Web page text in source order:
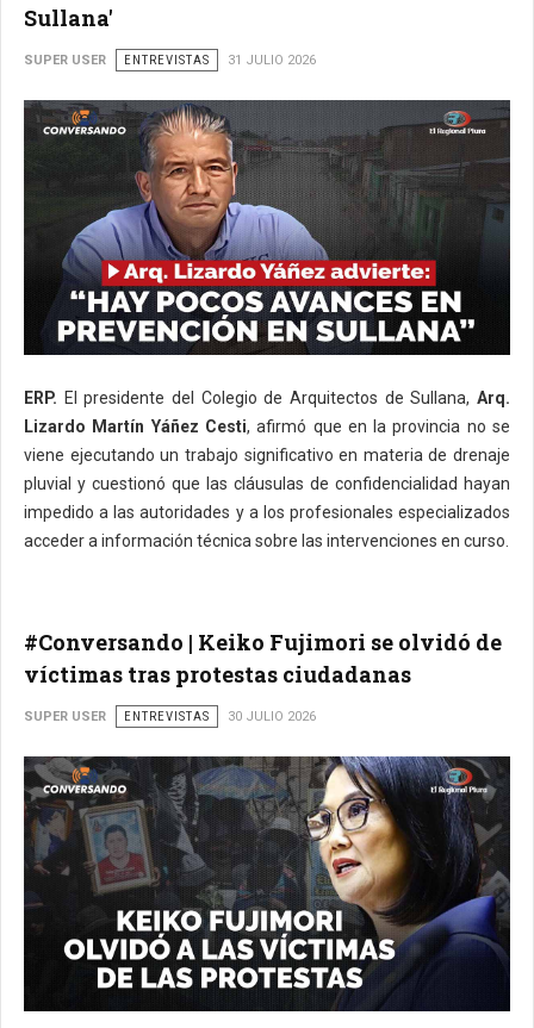
Sullana'
SUPER USER ENTREVISTAS 31 JULIO 2026
ERP. El presidente del Colegio de Arquitectos de Sullana,Arq.
Lizardo Martín Yáñez Cesti, afirmó que en la provincia no se
viene ejecutando un trabajo significativo en materia de drenaje
pluvial y cuestionó que las cláusulas de confidencialidad hayan
impedido a las autoridades y a los profesionales especializados
acceder a información técnica sobre las intervenciones en curso.
#Conversando | Keiko Fujimori se olvidó de
víctimas tras protestas ciudadanas
SUPER USER ENTREVISTAS 30 JULIO 2026